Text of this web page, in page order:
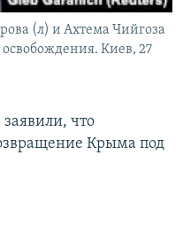
(л) и Ахтема Чийгоза
освобождения. Киев, 27
что
Крыма под